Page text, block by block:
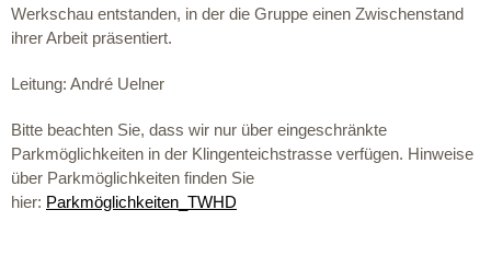
Werkschau entstanden, in der die Gruppe einen Zwischenstand
ihrer Arbeit präsentiert.
Leitung: André Uelner
Bitte beachten Sie, dass wir nur über eingeschränkte
Parkmöglichkeiten in der Klingenteichstrasse verfügen. Hinweise
über Parkmöglichkeiten finden Sie
hier: Parkmöglichkeiten_TWHD